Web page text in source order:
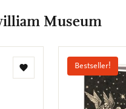
Museum
Toevoegen
Bestseller!